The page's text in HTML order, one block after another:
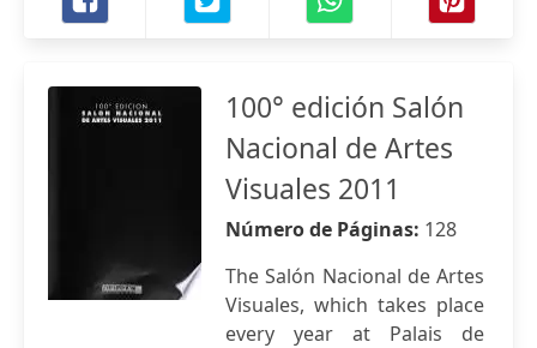
100° edición Salón
Nacional de Artes
Visuales 2011
Número de Páginas: 128
The Salón Nacional de Artes
Visuales, which takes place
every year at Palais de